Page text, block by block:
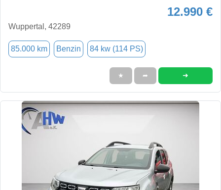
12.990 €
Wuppertal, 42289
85.000 km Benzin 84 kw (114 PS)
★ ➦ ➜